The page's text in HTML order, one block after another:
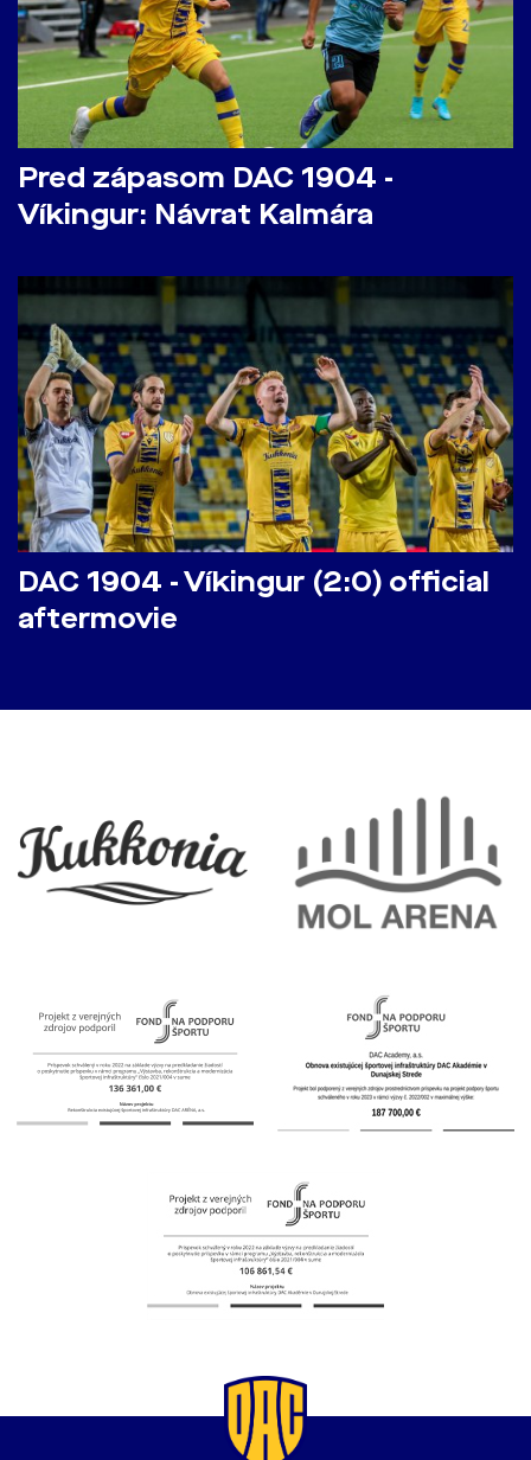
Pred zápasom DAC 1904 -
Víkingur: Návrat Kalmára
DAC 1904 - Víkingur (2:0) official
aftermovie